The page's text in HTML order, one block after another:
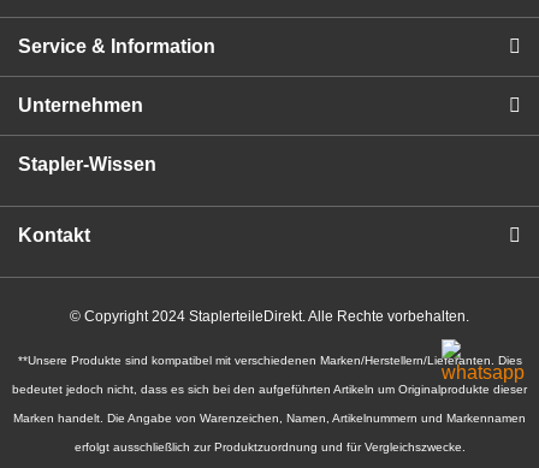
Service & Information
Unternehmen
Stapler-Wissen
Kontakt
© Copyright 2024 StaplerteileDirekt. Alle Rechte vorbehalten.
**Unsere Produkte sind kompatibel mit verschiedenen Marken/Herstellern/Lieferanten. Dies
bedeutet jedoch nicht, dass es sich bei den aufgeführten Artikeln um Originalprodukte dieser
Marken handelt. Die Angabe von Warenzeichen, Namen, Artikelnummern und Markennamen
erfolgt ausschließlich zur Produktzuordnung und für Vergleichszwecke.